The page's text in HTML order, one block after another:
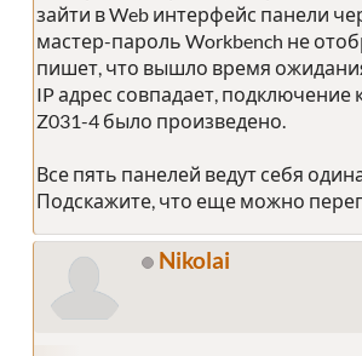
зайти в Web интерфейс панели
мастер-пароль Workbench не
пишет, что вышло время
IP адрес совпадает, подключение
Z031-4 было произведено.
Все пять панелей ведут себя
Подскажите, что еще можно
Nikolai